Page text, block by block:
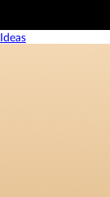
Ideas